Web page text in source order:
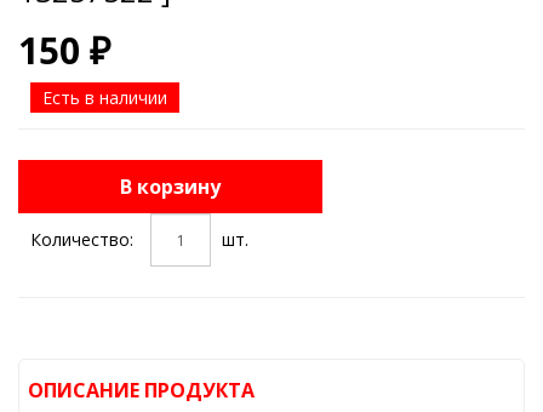
150 ₽
Есть в наличии
В корзину
Количество: шт.
ОПИСАНИЕ ПРОДУКТА